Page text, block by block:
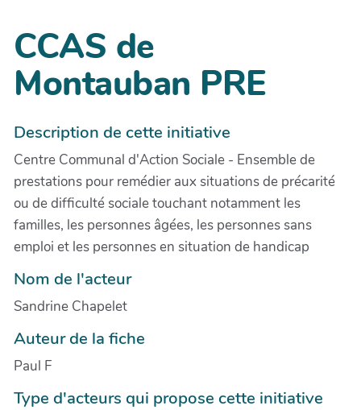
CCAS de
Montauban PRE
Description de cette initiative
Centre Communal d'Action Sociale - Ensemble de
prestations pour remédier aux situations de précarité
ou de difficulté sociale touchant notamment les
familles, les personnes âgées, les personnes sans
emploi et les personnes en situation de handicap
Nom de l'acteur
Sandrine Chapelet
Auteur de la fiche
Paul F
Type d'acteurs qui propose cette initiative